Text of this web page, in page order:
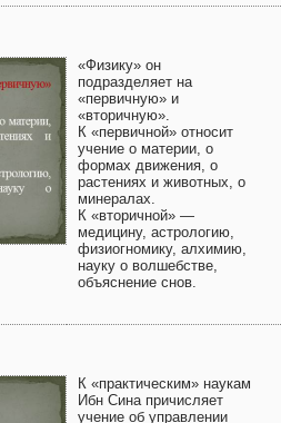
«Физику» он
подразделяет на
«первичную» и
«вторичную».
К «первичной» относит
учение о материи, о
формах движения, о
растениях и животных, о
минералах.
К «вторичной» —
медицину, астрологию,
физиогномику, алхимию,
науку о волшебстве,
объяснение снов.
К «практическим» наукам
Ибн Сина причисляет
учение об управлении